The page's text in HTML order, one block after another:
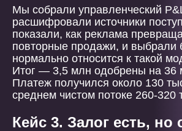
Мы собрали управленческий
расшифровали источники
показали, как реклама
повторные продажи, и выбрали
нормально относится к такой
Итог — 3,5 млн одобрены на 36
Платеж получился около 130
среднем чистом потоке 260-320
Кейс 3. Залог есть,